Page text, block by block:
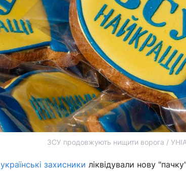
ЗСУ продовжують нищити ворога /
українські захисники ліквідували нову